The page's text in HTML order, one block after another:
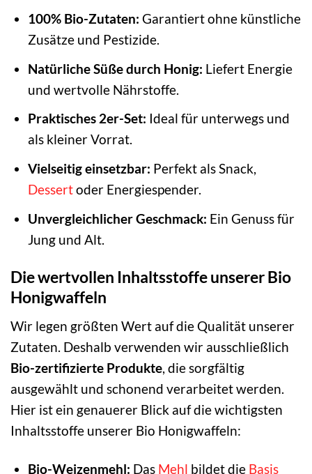
100% Bio-Zutaten: Garantiert ohne künstliche
Zusätze und Pestizide.
Natürliche Süße durch Honig: Liefert Energie
und wertvolle Nährstoffe.
Praktisches 2er-Set: Ideal für unterwegs und
als kleiner Vorrat.
Vielseitig einsetzbar: Perfekt als Snack,
Dessertoder Energiespender.
Unvergleichlicher Geschmack: Ein Genuss für
Jung und Alt.
Die wertvollen Inhaltsstoffe unserer Bio
Honigwaffeln
Wir legen größten Wert auf die Qualität unserer
Zutaten. Deshalb verwenden wir ausschließlich
Bio-zertifizierte Produkte, die sorgfältig
ausgewählt und schonend verarbeitet werden.
Hier ist ein genauerer Blick auf die wichtigsten
Inhaltsstoffe unserer Bio Honigwaffeln:
Bio-Weizenmehl: Das Mehl bildet die Basis